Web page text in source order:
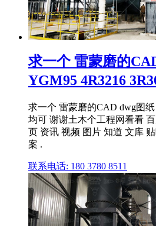
求一个 雷蒙磨的
YGM95 4R3216
求一个 雷蒙磨的CAD dwg图纸
均可 谢谢土木个工程网看看
页 资讯 视频 图片 知道 文库
案 .
联系电话: 180 3780 8511